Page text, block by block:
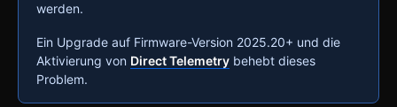
werden.
Ein Upgrade auf Firmware-Version 2025.20+ und die
Aktivierung von Direct Telemetry behebt dieses
Problem.